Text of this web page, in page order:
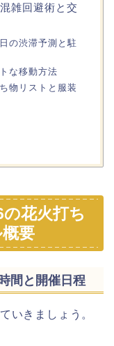
雑回避術と交
の渋滞予測と駐
な移動方法
物リストと服装
花火打ち
要
間と開催日程
いきましょう。